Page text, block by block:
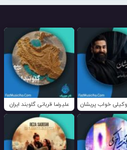
خواب پریشان علیرضا قربانی گلوبند ایران